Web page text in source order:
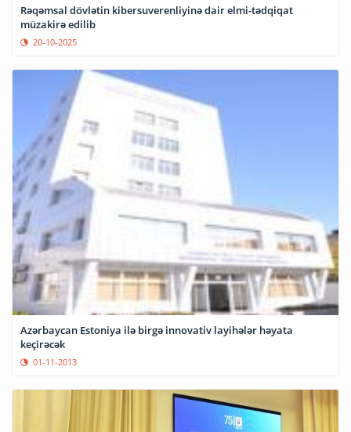
Rəqəmsal dövlətin kibersuverenliyinə dair elmi-tədqiqat
müzakirə edilib
20-10-2025
Azərbaycan Estoniya ilə birgə innovativ layihələr həyata
keçirəcək
01-11-2013